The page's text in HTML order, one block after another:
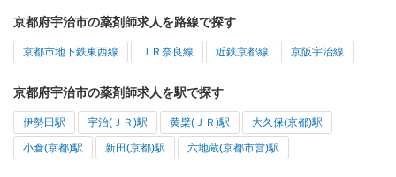
京都府宇治市の薬剤師求人を路線で探す
京都市地下鉄東西線 ＪＲ奈良線 近鉄京都線 京阪宇治線
京都府宇治市の薬剤師求人を駅で探す
伊勢田駅 宇治(ＪＲ)駅 黄檗(ＪＲ)駅 大久保(京都)駅
小倉(京都)駅 新田(京都)駅 六地蔵(京都市営)駅